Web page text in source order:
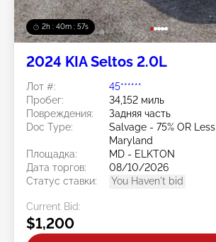
2h : 40m : 54s
2024 KIA Seltos 2.0L
Лот #:
45******
Пробег:
34,152 миль
Повреждения:
Задняя часть
Doc Type:
Salvage - 75% OR Less
Maryland
Площадка:
MD - ELKTON
Дата торгов:
08/10/2026
Статус ставки:
You Haven't bid
Current Bid:
$1,200